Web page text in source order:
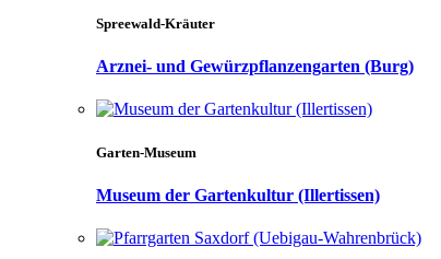
Spreewald-Kräuter
Arznei- und Gewürzpflanzengarten (Burg)
Garten-Museum
Museum der Gartenkultur (Illertissen)